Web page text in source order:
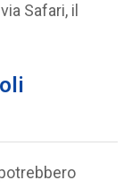
Safari, il